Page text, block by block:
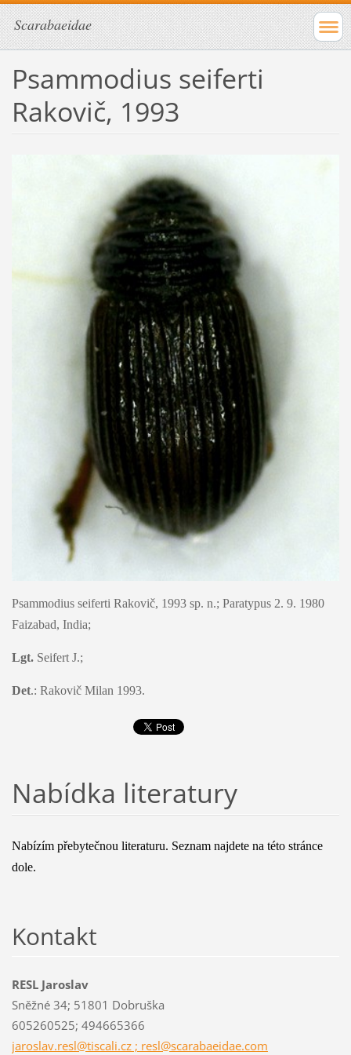
Scarabaeidae
Psammodius seiferti
Rakovič, 1993
Psammodius seiferti Rakovič, 1993 sp. n.; Paratypus 2. 9. 1980
Faizabad, India;
Lgt.Seifert J.;
Det.: Rakovič Milan 1993.
Nabídka literatury
Nabízím přebytečnou literaturu. Seznam najdete na této stránce
dole.
Kontakt
RESL Jaroslav
Sněžné 34; 51801 Dobruška
605260525; 494665366
jaroslav.resl@tiscali.cz ; resl@scarabaeidae.com